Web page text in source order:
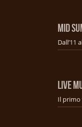
MID
LIVE